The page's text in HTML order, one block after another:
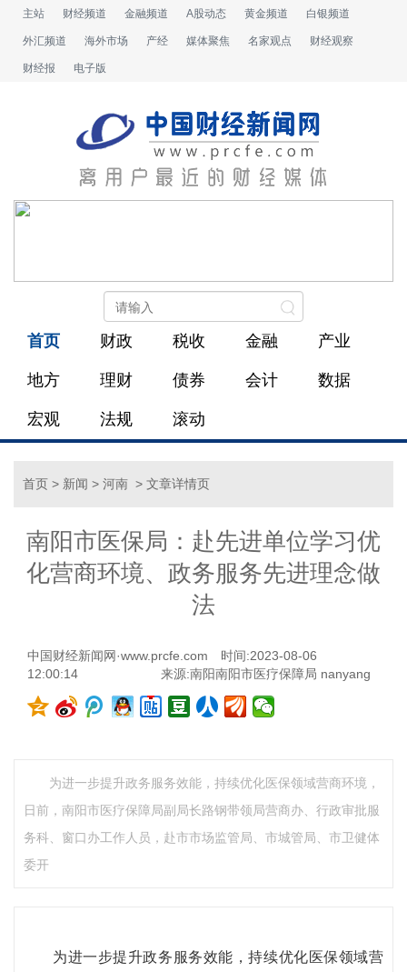
主站 财经频道 金融频道 A股动态 黄金频道 白银频道
外汇频道 海外市场 产经 媒体聚焦 名家观点 财经观察
财经报 电子版
首页 财政 税收 金融 产业
地方 理财 债券 会计 数据
宏观 法规 滚动
首页 > 新闻 > 河南 > 文章详情页
南阳市医保局：赴先进单位学习优
化营商环境、政务服务先进理念做
法
中国财经新闻网·www.prcfe.com
时间:2023-08-06
12:00:14
来源:南阳南阳市医疗保障局 nanyang
为进一步提升政务服务效能，持续优化医保领域营商环境，
日前，南阳市医疗保障局副局长路钢带领局营商办、行政审批服
务科、窗口办工作人员，赴市市场监管局、市城管局、市卫健体
委开
为进一步提升政务服务效能，持续优化医保领域营